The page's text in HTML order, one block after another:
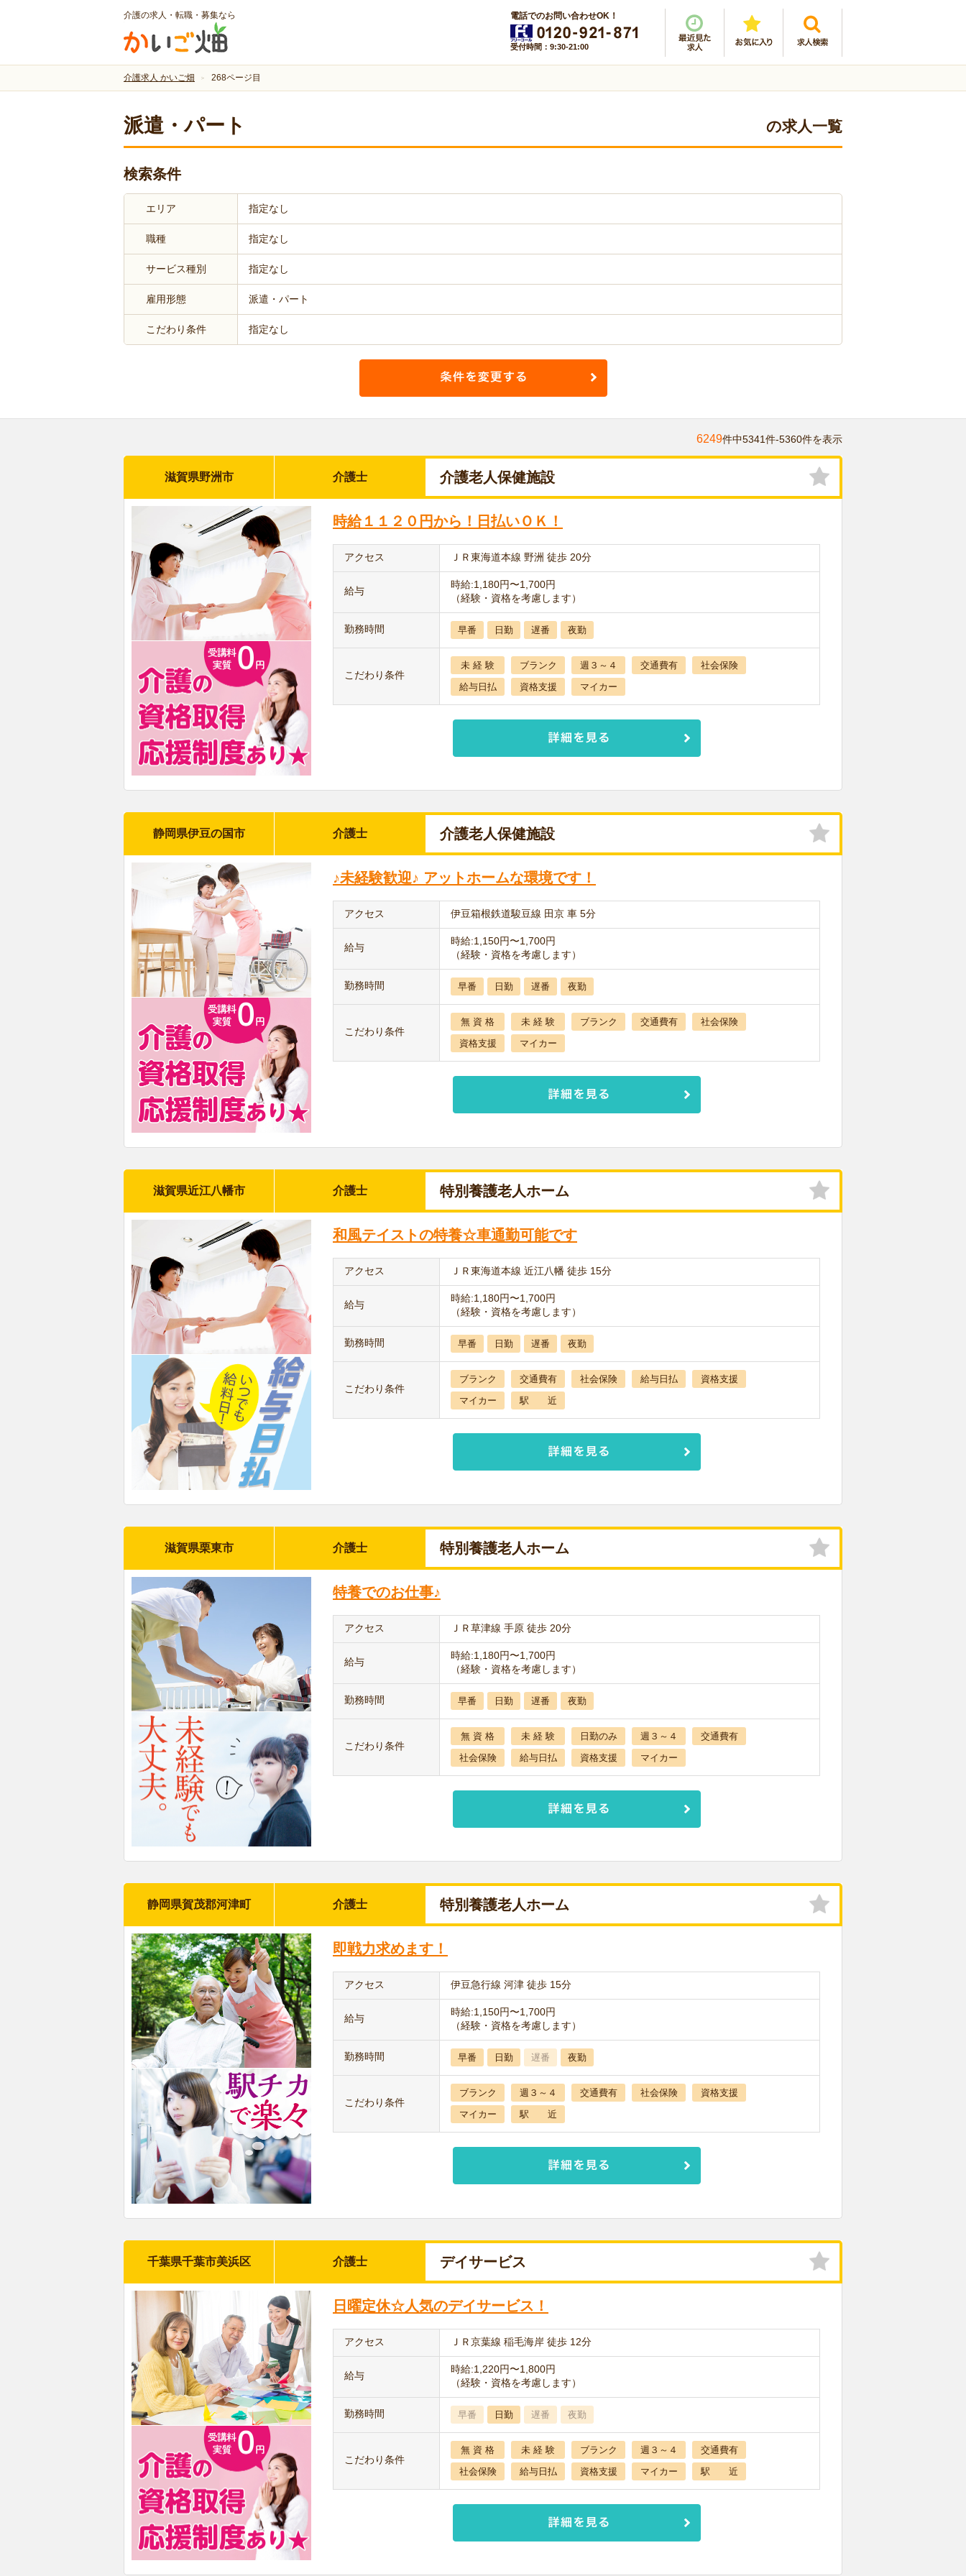
介護の求人・転職・募集なら 電話でのお問い合わせOK！
受付時間：9:30-21:00
介護求人 かいご畑 268ページ目
派遣・パート の求人一覧
検索条件
エリア 指定なし
職種 指定なし
サービス種別 指定なし
雇用形態 派遣・パート
こだわり条件 指定なし
6249件中5341件-5360件を表示
滋賀県野洲市 介護士 介護老人保健施設
時給１１２０円から！日払いＯＫ！
アクセス ＪＲ東海道本線 野洲 徒歩 20分
給与
時給:1,180円〜1,700円
（経験・資格を考慮します）
勤務時間 早番 日勤 遅番 夜勤
こだわり条件
未 経 験 ブランク 週３～４ 交通費有
社会保険
給与日払
資格支援 マイカー
静岡県伊豆の国市 介護士 介護老人保健施設
♪未経験歓迎♪ アットホームな環境です！
アクセス 伊豆箱根鉄道駿豆線 田京 車 5分
給与
時給:1,150円〜1,700円
（経験・資格を考慮します）
勤務時間 早番 日勤 遅番 夜勤
こだわり条件
無 資 格 未 経 験 ブランク 交通費有
社会保険
資格支援
マイカー
滋賀県近江八幡市 介護士 特別養護老人ホーム
和風テイストの特養☆車通勤可能です
アクセス ＪＲ東海道本線 近江八幡 徒歩 15分
給与
時給:1,180円〜1,700円
（経験・資格を考慮します）
勤務時間 早番 日勤 遅番 夜勤
こだわり条件
ブランク 交通費有 社会保険 給与日払
資格支援
マイカー
駅 近
滋賀県栗東市 介護士 特別養護老人ホーム
特養でのお仕事♪
アクセス ＪＲ草津線 手原 徒歩 20分
給与
時給:1,180円〜1,700円
（経験・資格を考慮します）
勤務時間 早番 日勤 遅番 夜勤
こだわり条件
無 資 格 未 経 験 日勤のみ 週３～４
交通費有
社会保険
給与日払 資格支援 マイカー
静岡県賀茂郡河津町 介護士 特別養護老人ホーム
即戦力求めます！
アクセス 伊豆急行線 河津 徒歩 15分
給与
時給:1,150円〜1,700円
（経験・資格を考慮します）
勤務時間 早番 日勤 遅番 夜勤
こだわり条件
ブランク 週３～４ 交通費有 社会保険
資格支援
マイカー
駅 近
千葉県千葉市美浜区 介護士 デイサービス
日曜定休☆人気のデイサービス！
アクセス ＪＲ京葉線 稲毛海岸 徒歩 12分
給与
時給:1,220円〜1,800円
（経験・資格を考慮します）
勤務時間 早番 日勤 遅番 夜勤
こだわり条件
無 資 格 未 経 験 ブランク 週３～４
交通費有
社会保険
給与日払 資格支援 マイカー 駅 近